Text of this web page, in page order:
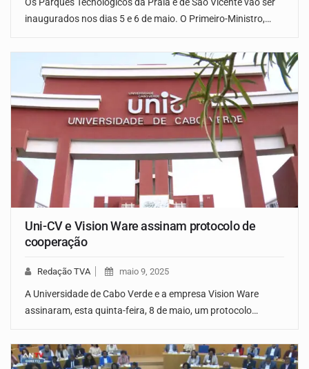
inaugurados nos dias 5 e 6 de maio. O Primeiro-Ministro,…
Uni-CV e Vision Ware assinam protocolo de
cooperação
Redação TVA maio 9, 2025
A Universidade de Cabo Verde e a empresa Vision Ware
assinaram, esta quinta-feira, 8 de maio, um protocolo…